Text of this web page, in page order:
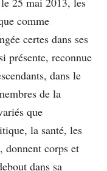
comme
certes dans ses
présente, reconnue
dans le
de la
que
la santé, les
donnent corps et
dans sa